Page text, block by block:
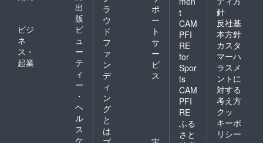
出
版
ビジ
ネ
ス・
起業
ビ
ュ
ー
テ
ィ
ー
・
ヘ
ル
ス
ケ
ラ
ウ
ド
フ
ァ
ン
デ
ィ
ン
グ
と
は
ポ
ー
ト
サ
ー
ビ
ス
t
CAM
PFI
RE
for
Spor
ts
CAM
PFI
RE
ふる
さと
針
反社基
本方針
カスタ
マーハ
ラスメ
ントに
対する
考え方
クッ
キーポ
リシー